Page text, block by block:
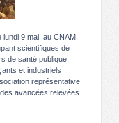
9 mai, au CNAM.
scientifiques de
de santé publique,
et industriels
représentative
avancées relevées